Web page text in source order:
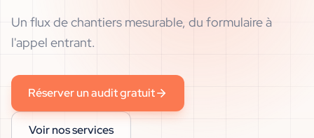
Un flux de chantiers mesurable, du formulaire à
l'appel entrant.
Réserver un audit gratuit
Voir nos services